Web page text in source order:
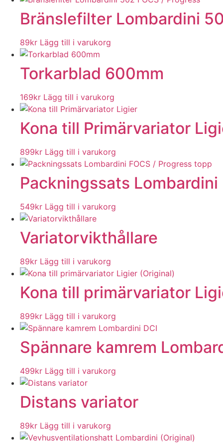
Bränslefilter Lombardini
89kr Lägg till i varukorg
Torkarblad 600mm
169kr Lägg till i varukorg
Kona till Primärvariator
899kr Lägg till i varukorg
Packningssats
549kr Lägg till i varukorg
Variatorvikthållare
89kr Lägg till i varukorg
Kona till primärvariator
899kr Lägg till i varukorg
Spännare kamrem
499kr Lägg till i varukorg
Distans variator
89kr Lägg till i varukorg